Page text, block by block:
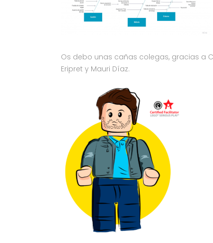
Os debo unas cañas colegas, gracias a
Eripret y Mauri Díaz.